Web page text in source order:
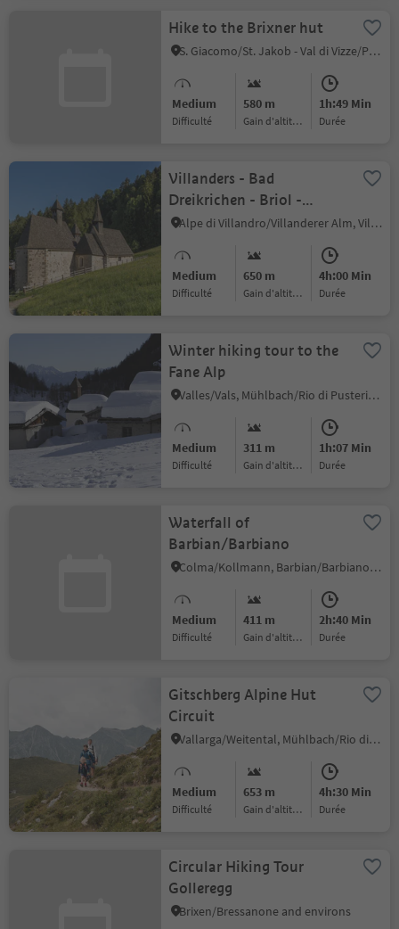
Hike to the Brixner hut
S. Giacomo/St. Jakob - Val di Vizze/Pfitsch, Mühlbach/Rio di Pusteria, Brixen/Bressanone and environs
Medium
Difficulté
580 m
Gain d'altitude
1h:49 Min
durée
Villanders - Bad
Dreikrichen - Briol -
Barbian Wasserfall -
Alpe di Villandro/Villanderer Alm, Villanders/Villandro, Brixen/Bressanone and environs
Medium
Difficulté
650 m
Gain d'altitude
4h:00 Min
durée
Winter hiking tour to the
Fane Alp
Valles/Vals, Mühlbach/Rio di Pusteria, Brixen/Bressanone and environs
Medium
Difficulté
311 m
Gain d'altitude
1h:07 Min
durée
Waterfall of
Barbian/Barbiano
Colma/Kollmann, Barbian/Barbiano, Brixen/Bressanone and environs
Medium
Difficulté
411 m
Gain d'altitude
2h:40 Min
durée
Gitschberg Alpine Hut
Circuit
Vallarga/Weitental, Mühlbach/Rio di Pusteria, Brixen/Bressanone and environs
Medium
Difficulté
653 m
Gain d'altitude
4h:30 Min
durée
Circular Hiking Tour
Golleregg
Brixen/Bressanone and environs